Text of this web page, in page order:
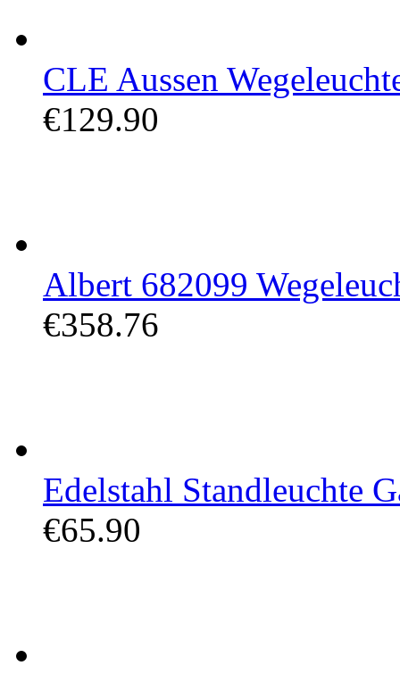
CLE Aussen
€129.90
Albert 682099
€358.76
Edelstahl Standleuchte
€65.90